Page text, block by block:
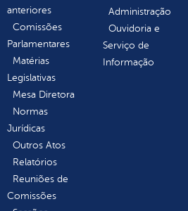
anteriores
Comissões
Parlamentares
Matérias
Legislativas
Mesa Diretora
Normas
Jurídicas
Outros Atos
Relatórios
Reuniões de
Comissões
Administração
Ouvidoria e
Serviço de
Informação